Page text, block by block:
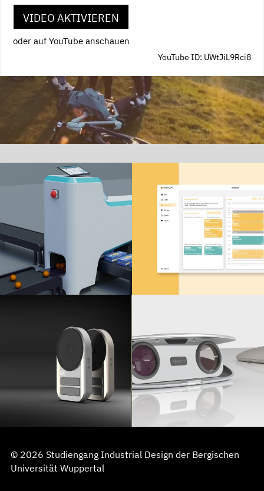
VIDEO AKTIVIEREN
oder auf YouTube anschauen
YouTube ID: UWtJiL9Rci8
© 2026 Studiengang Industrial Design der Bergischen
Universität Wuppertal